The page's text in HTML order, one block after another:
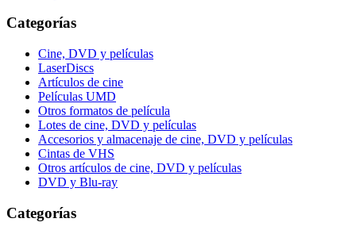
Categorías
Cine, DVD y películas
LaserDiscs
Artículos de cine
Películas UMD
Otros formatos de película
Lotes de cine, DVD y películas
Accesorios y almacenaje de cine, DVD y películas
Cintas de VHS
Otros artículos de cine, DVD y películas
DVD y Blu-ray
Categorías